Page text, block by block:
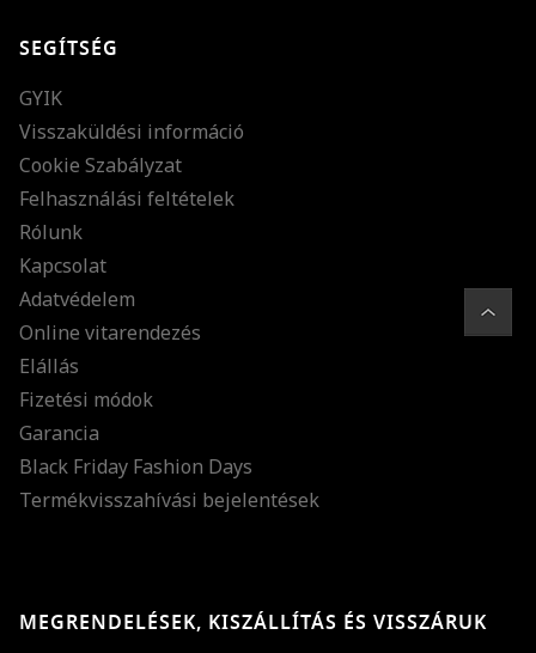
különleges ajánlatainkat és stílustippjeinket!
SEGÍTSÉG
GYIK
Visszaküldési információ
Cookie Szabályzat
Felhasználási feltételek
Rólunk
Kapcsolat
Adatvédelem
Online vitarendezés
Elállás
Fizetési módok
Garancia
Black Friday Fashion Days
Termékvisszahívási bejelentések
MEGRENDELÉSEK, KISZÁLLÍTÁS ÉS VISSZÁRUK